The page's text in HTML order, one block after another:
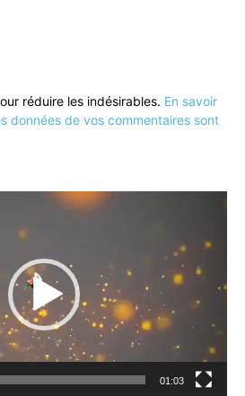
réduire les indésirables. En savoir
données de vos commentaires sont
01:03